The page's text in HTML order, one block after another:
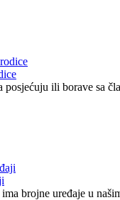
ili borave sa
ima brojne uređaje u